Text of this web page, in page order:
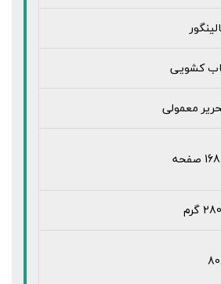
کشویی
معمولی
صفحه
گرم